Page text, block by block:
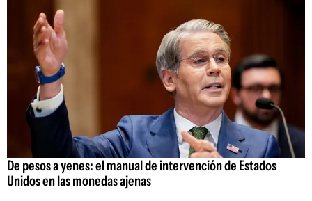
De pesos a yenes: el manual de intervención de Estados
Unidos en las monedas ajenas